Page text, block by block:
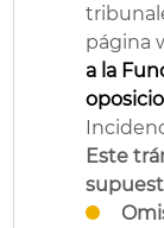
página
a la
Este